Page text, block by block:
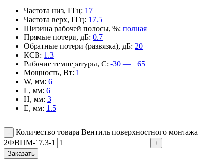
Частота низ, ГГц: 17
Частота верх, ГГц: 17.5
Ширина рабочей полосы, %: полная
Прямые потери, дБ: 0.7
Обратные потери (развязка), дБ: 20
КСВ: 1.3
Рабочие температуры, С: -30 — +65
Мощность, Вт: 1
W, мм: 6
L, мм: 6
H, мм: 3
E, мм: 1.5
Количество товара Вентиль поверхностного монтажа
2ФВПМ-17.3-1
Заказать